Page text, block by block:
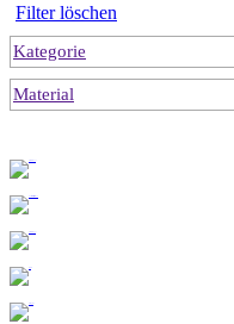
Filter löschen
Kategorie
Material